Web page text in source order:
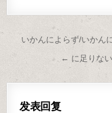
文章导航
いかんによらず/いかん
← に足りな
发表回复